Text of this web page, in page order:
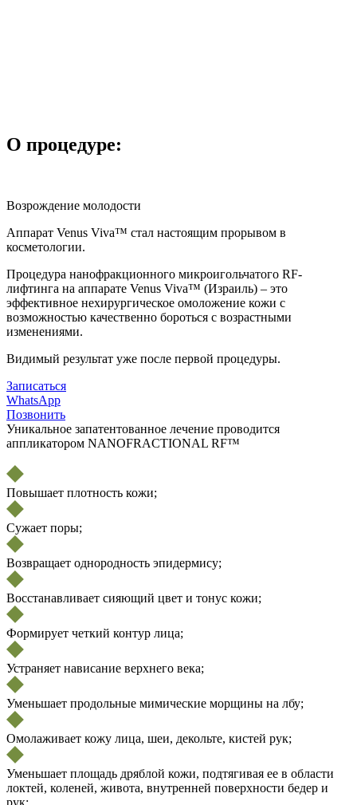
О процедуре:
Возрождение молодости
Аппарат Venus Viva™ стал настоящим прорывом в
косметологии.
Процедура нанофракционного микроигольчатого RF-
лифтинга на аппарате Venus Viva™ (Израиль) – это
эффективное нехирургическое омоложение кожи с
возможностью качественно бороться с возрастными
изменениями.
Видимый результат уже после первой процедуры.
Записаться
WhatsApp
Позвонить
Уникальное запатентованное лечение проводится
аппликатором NANOFRACTIONAL RF™
Повышает плотность кожи;
Сужает поры;
Возвращает однородность эпидермису;
Восстанавливает сияющий цвет и тонус кожи;
Формирует четкий контур лица;
Устраняет нависание верхнего века;
Уменьшает продольные мимические морщины на лбу;
Омолаживает кожу лица, шеи, декольте, кистей рук;
Уменьшает площадь дряблой кожи, подтягивая ее в области
локтей, коленей, живота, внутренней поверхности бедер и
рук;